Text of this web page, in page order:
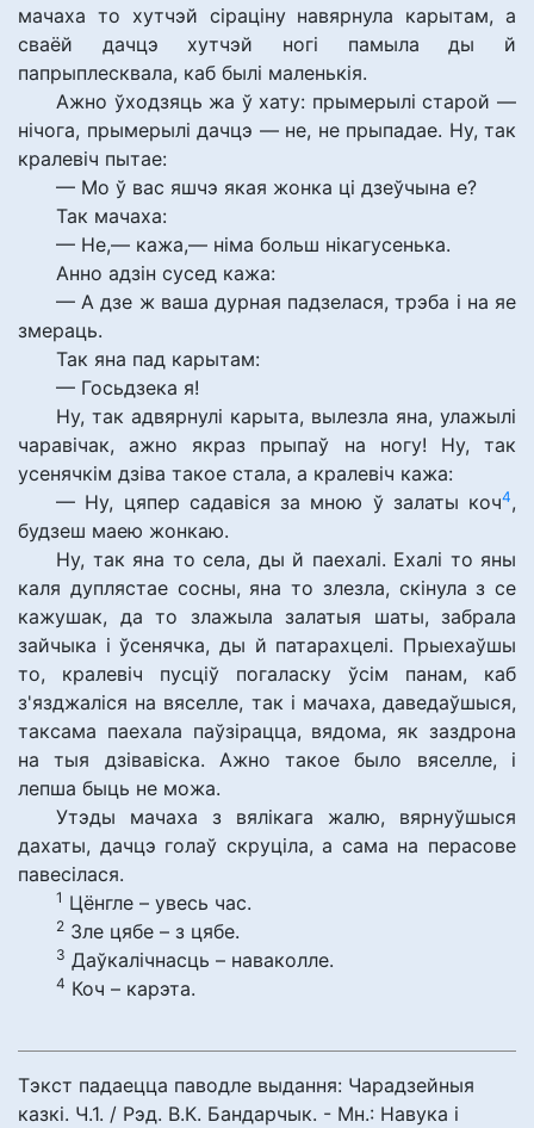
мачаха то хутчэй сіраціну навярнула карытам, а
сваёй дачцэ хутчэй ногі памыла ды й
папрыплесквала, каб былі маленькія.
Ажно ўходзяць жа ў хату: прымерылі старой —
нічога, прымерылі дачцэ — не, не прыпадае. Ну, так
кралевіч пытае:
— Мо ў вас яшчэ якая жонка ці дзеўчына е?
Так мачаха:
— Не,— кажа,— німа больш нікагусенька.
Анно адзін сусед кажа:
— А дзе ж ваша дурная падзелася, трэба і на яе
змераць.
Так яна пад карытам:
— Госьдзека я!
Ну, так адвярнулі карыта, вылезла яна, улажылі
чаравічак, ажно якраз прыпаў на ногу! Ну, так
усенячкім дзіва такое стала, а кралевіч кажа:
— Ну, цяпер садавіся за мною ў залаты коч4,
будзеш маею жонкаю.
Ну, так яна то села, ды й паехалі. Ехалі то яны
каля дуплястае сосны, яна то злезла, скінула з се
кажушак, да то злажыла залатыя шаты, забрала
зайчыка і ўсенячка, ды й патарахцелі. Прыехаўшы
то, кралевіч пусціў погаласку ўсім панам, каб
з'язджаліся на вяселле, так і мачаха, даведаўшыся,
таксама паехала паўзірацца, вядома, як заздрона
на тыя дзівавіска. Ажно такое было вяселле, і
лепша быць не можа.
Утэды мачаха з вялікага жалю, вярнуўшыся
дахаты, дачцэ голаў скруціла, а сама на перасове
павесілася.
1 Цёнгле – увесь час.
2 Зле цябе – з цябе.
3 Даўкалічнасць – наваколле.
4 Коч – карэта.
Тэкст падаецца паводле выдання: Чарадзейныя
казкі. Ч.1. / Рэд. В.К. Бандарчык. - Мн.: Навука і